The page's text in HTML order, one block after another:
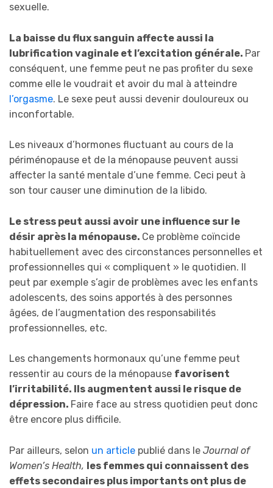
sexuelle.
La baisse du flux sanguin affecte aussi la
lubrification vaginale et l’excitation générale. Par
conséquent, une femme peut ne pas profiter du sexe
comme elle le voudrait et avoir du mal à atteindre
l’orgasme. Le sexe peut aussi devenir douloureux ou
inconfortable.
Les niveaux d’hormones fluctuant au cours de la
périménopause et de la ménopause peuvent aussi
affecter la santé mentale d’une femme. Ceci peut à
son tour causer une diminution de la libido.
Le stress peut aussi avoir une influence sur le
désir après la ménopause. Ce problème coïncide
habituellement avec des circonstances personnelles et
professionnelles qui « compliquent » le quotidien. Il
peut par exemple s’agir de problèmes avec les enfants
adolescents, des soins apportés à des personnes
âgées, de l’augmentation des responsabilités
professionnelles, etc.
Les changements hormonaux qu’une femme peut
ressentir au cours de la ménopause favorisent
l’irritabilité. Ils augmentent aussi le risque de
dépression. Faire face au stress quotidien peut donc
être encore plus difficile.
Par ailleurs, selon un article publié dans le Journal of
Women’s Health, les femmes qui connaissent des
effets secondaires plus importants ont plus de